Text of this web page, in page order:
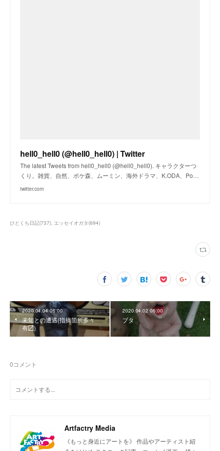
hell0_hell0 (@hell0_hell0) | Twitter
The latest Tweets from hell0_hell0 (@hell0_hell0). キャラクターつ
くり。雑貨、自然、ポケ森、ムーミン、海外ドラマ、K.ODA、Po…
twitter.com
ひとくち日記(737) エッセイオガタ(694)
2020.04.04 06:00
未知との遭遇(指摘箇所多々
有〼)
2020.04.02 06:00
ブタ
0コメント
Artfactry Media
《もっと身近にアートを》 作品やアーティスト紹